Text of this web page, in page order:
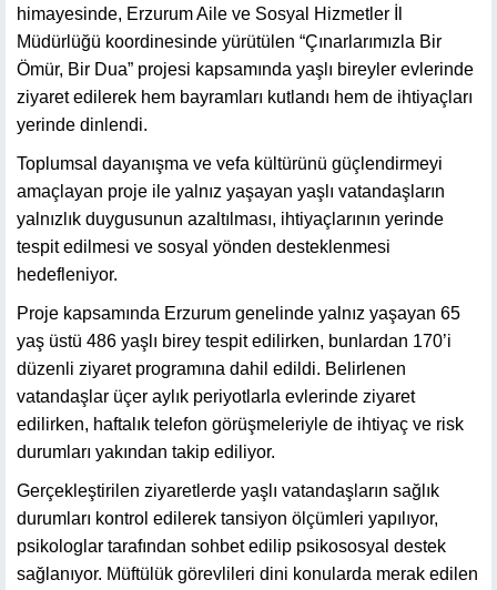
himayesinde, Erzurum Aile ve Sosyal Hizmetler İl
Müdürlüğü koordinesinde yürütülen “Çınarlarımızla Bir
Ömür, Bir Dua” projesi kapsamında yaşlı bireyler evlerinde
ziyaret edilerek hem bayramları kutlandı hem de ihtiyaçları
yerinde dinlendi.
Toplumsal dayanışma ve vefa kültürünü güçlendirmeyi
amaçlayan proje ile yalnız yaşayan yaşlı vatandaşların
yalnızlık duygusunun azaltılması, ihtiyaçlarının yerinde
tespit edilmesi ve sosyal yönden desteklenmesi
hedefleniyor.
Proje kapsamında Erzurum genelinde yalnız yaşayan 65
yaş üstü 486 yaşlı birey tespit edilirken, bunlardan 170’i
düzenli ziyaret programına dahil edildi. Belirlenen
vatandaşlar üçer aylık periyotlarla evlerinde ziyaret
edilirken, haftalık telefon görüşmeleriyle de ihtiyaç ve risk
durumları yakından takip ediliyor.
Gerçekleştirilen ziyaretlerde yaşlı vatandaşların sağlık
durumları kontrol edilerek tansiyon ölçümleri yapılıyor,
psikologlar tarafından sohbet edilip psikososyal destek
sağlanıyor. Müftülük görevlileri dini konularda merak edilen